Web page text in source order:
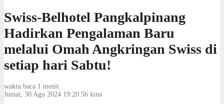
Swiss-Belhotel Pangkalpinang
Hadirkan Pengalaman Baru
melalui Omah Angkringan Swiss di
setiap hari Sabtu!
waktu baca 1 menit
Jumat, 30 Agu 2024 19:20 56 kina